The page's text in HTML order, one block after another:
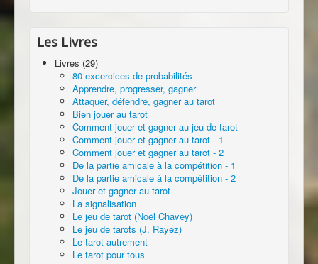
Les Livres
Livres (29)
80 excercices de probabilités
Apprendre, progresser, gagner
Attaquer, défendre, gagner au tarot
Bien jouer au tarot
Comment jouer et gagner au jeu de tarot
Comment jouer et gagner au tarot - 1
Comment jouer et gagner au tarot - 2
De la partie amicale à la compétition - 1
De la partie amicale à la compétition - 2
Jouer et gagner au tarot
La signalisation
Le jeu de tarot (Noël Chavey)
Le jeu de tarots (J. Rayez)
Le tarot autrement
Le tarot pour tous